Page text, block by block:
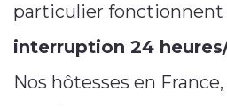
particulier fonctionnent
interruption 24
Nos hôtesses en